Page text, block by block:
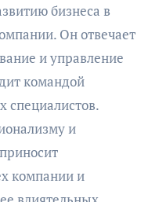
бизнеса в
Он отвечает
и управление
командой
специалистов.
и
компании и